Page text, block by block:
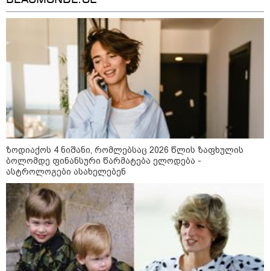
ქართველთან - ალინა კაბაევას
საიდუმლო ცხოვრება: როგორ
გამოიყურებოდა ის პლასტიკურ
ოპერაციებამდე
14:20 / 08-08-2026
"ქალაქი დავთმე, მაგრამ
ქალურობა - არა. ვერ იჯერებენ
ფერმერი თუ ვარ" - როგორ
ცხოვრობს ახალგაზრდა ქალი,
რომელიც ქალაქიდან სოფლად
გადავიდა და ფერმერი გახდა
09:36 / 08-08-2026
"ბავშვობიდან ასე ვარ..
ფანატიკურად ვარ შეყვარებული
საქართველოზე" - გაიცანით
მარტინ გუიმჯიანი, ქართულ
ენასა და საქართველოზე
შეყვარებული სომეხი ბიჭი
23:15 / 07-08-2026
ზოდიაქოს 4 ნიშანი, რომლებსაც 2026 წლის ზაფხულის
ბოლომდე ფინანსური წარმატება ელოდება -
ასტროლოგები ასახელებენ